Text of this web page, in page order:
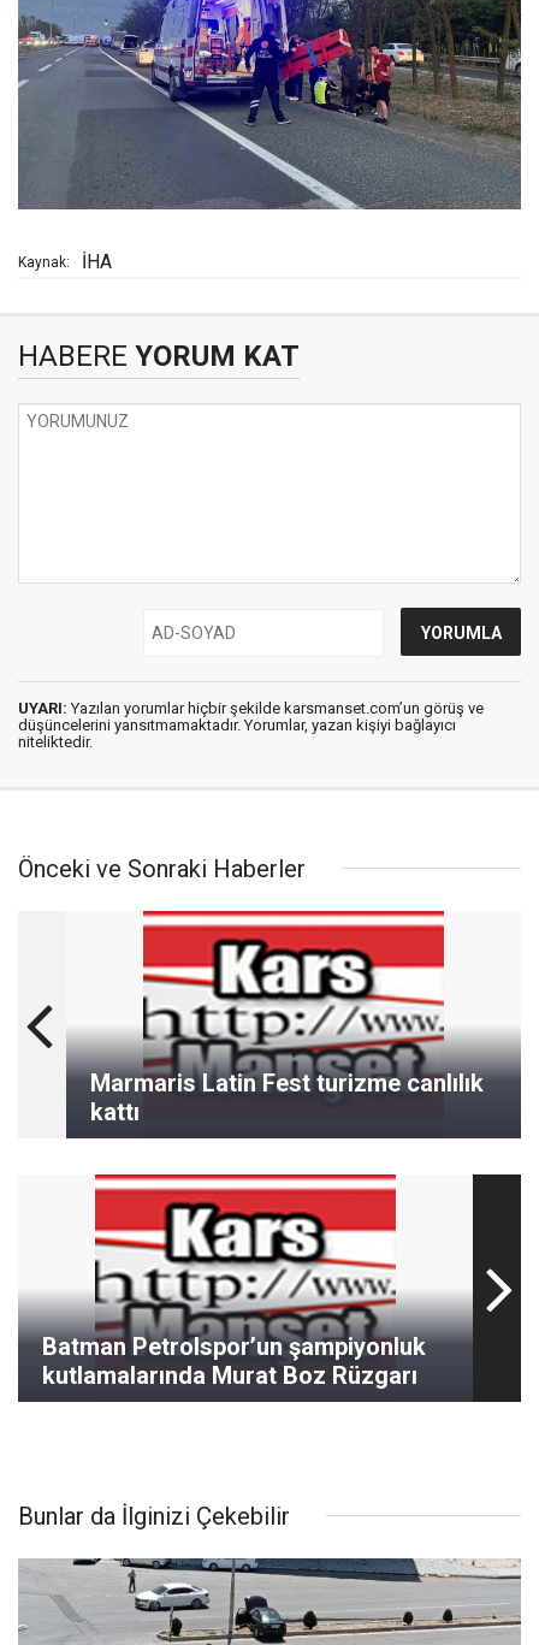
Kaynak: İHA
HABERE YORUM KAT
UYARI: Yazılan yorumlar hiçbir şekilde karsmanset.com’un görüş ve
düşüncelerini yansıtmamaktadır. Yorumlar, yazan kişiyi bağlayıcı
niteliktedir.
Önceki ve Sonraki Haberler
Marmaris Latin Fest turizme canlılık
kattı
Batman Petrolspor’un şampiyonluk
kutlamalarında Murat Boz Rüzgarı
Bunlar da İlginizi Çekebilir